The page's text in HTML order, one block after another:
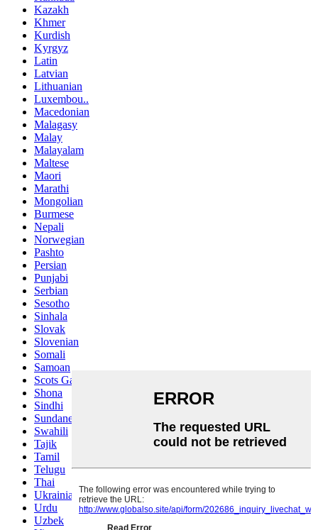
Kazakh
Khmer
Kurdish
Kyrgyz
Latin
Latvian
Lithuanian
Luxembou..
Macedonian
Malagasy
Malay
Malayalam
Maltese
Maori
Marathi
Mongolian
Burmese
Nepali
Norwegian
Pashto
Persian
Punjabi
Serbian
Sesotho
Sinhala
Slovak
Slovenian
Somali
Samoan
Scots Gaelic
Shona
Sindhi
Sundanese
Swahili
Tajik
Tamil
Telugu
Thai
Ukrainian
Urdu
Uzbek